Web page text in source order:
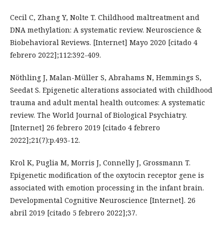
Cecil C, Zhang Y, Nolte T. Childhood maltreatment and
DNA methylation: A systematic review. Neuroscience &
Biobehavioral Reviews. [Internet] Mayo 2020 [citado 4
febrero 2022];112:392-409.
Nöthling J, Malan-Müller S, Abrahams N, Hemmings S,
Seedat S. Epigenetic alterations associated with childhood
trauma and adult mental health outcomes: A systematic
review. The World Journal of Biological Psychiatry.
[Internet] 26 febrero 2019 [citado 4 febrero
2022];21(7):p.493-12.
Krol K, Puglia M, Morris J, Connelly J, Grossmann T.
Epigenetic modification of the oxytocin receptor gene is
associated with emotion processing in the infant brain.
Developmental Cognitive Neuroscience [Internet]. 26
abril 2019 [citado 5 febrero 2022];37.